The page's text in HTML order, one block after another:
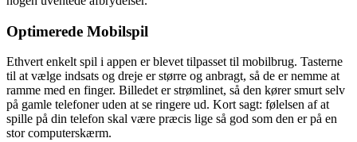
Optimerede Mobilspil
Ethvert enkelt spil i appen er blevet tilpasset til mobilbrug. Tasterne
til at vælge indsats og dreje er større og anbragt, så de er nemme at
ramme med en finger. Billedet er strømlinet, så den kører smurt selv
på gamle telefoner uden at se ringere ud. Kort sagt: følelsen af at
spille på din telefon skal være præcis lige så god som den er på en
stor computerskærm.